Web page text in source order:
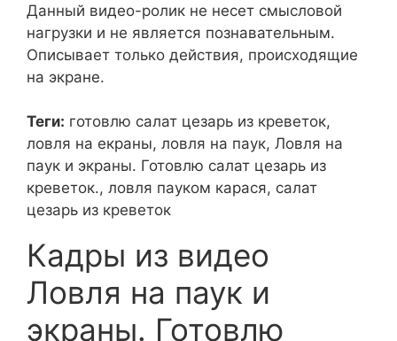
Данный видео-ролик не несет смысловой
нагрузки и не является познавательным.
Описывает только действия, происходящие
на экране.
Теги: готовлю салат цезарь из креветок,
ловля на екраны, ловля на паук, Ловля на
паук и экраны. Готовлю салат цезарь из
креветок., ловля пауком карася, салат
цезарь из креветок
Кадры из видео
Ловля на паук и
экраны. Готовлю